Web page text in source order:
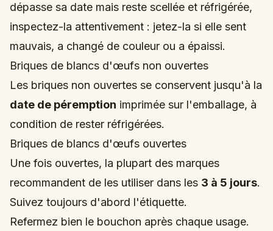
dépasse sa date mais reste scellée et réfrigérée,
inspectez-la attentivement : jetez-la si elle sent
mauvais, a changé de couleur ou a épaissi.
Briques de blancs d'œufs non ouvertes
Les briques non ouvertes se conservent jusqu'à la
date de péremption imprimée sur l'emballage, à
condition de rester réfrigérées.
Briques de blancs d'œufs ouvertes
Une fois ouvertes, la plupart des marques
recommandent de les utiliser dans les 3 à 5 jours.
Suivez toujours d'abord l'étiquette.
Refermez bien le bouchon après chaque usage.